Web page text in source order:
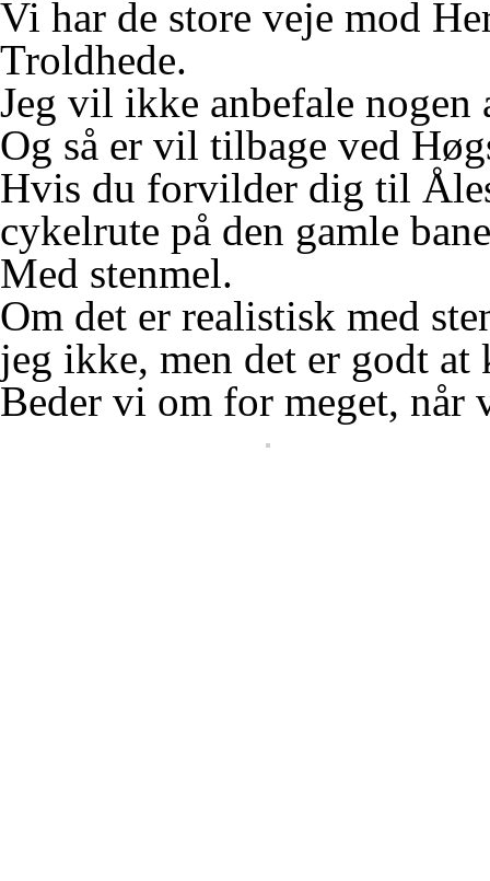
Vi har de store veje mod
Troldhede.
Jeg vil ikke anbefale
Og så er vil tilbage ved
Hvis du forvilder dig til
cykelrute på den gamle
Med stenmel.
Om det er realistisk med
jeg ikke, men det er godt at
Beder vi om for meget, når